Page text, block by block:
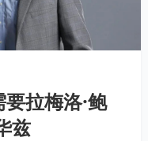
拉梅洛·鲍
兹